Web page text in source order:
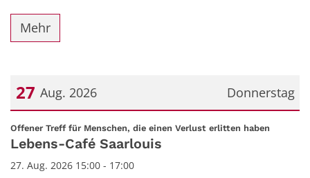
Mehr
Donnerstag
27 Aug. 2026
Datum: 27. August 2026
Offener Treff für Menschen, die einen Verlust erlitten haben
Lebens-Café Saarlouis
27. Aug. 2026 15:00 - 17:00